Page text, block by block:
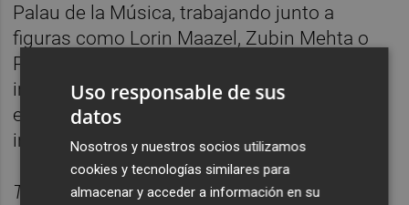
Palau de la Música, trabajando junto a
figuras como Lorin Maazel, Zubin Mehta o
Plácido Domingo. En los últimos años ha
impulsado diversos proyectos que exploran
el diálogo entre la música clásica, la
improvisación y las músicas del mundo.
The Instrument of the Passionsno se plantea
Uso responsable de sus
datos
Nosotros y nuestros socios utilizamos
cookies y tecnologías similares para
almacenar y acceder a información en su